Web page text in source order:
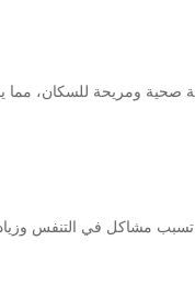
صحية ومريحة للسكان، مما
مشاكل في التنفس